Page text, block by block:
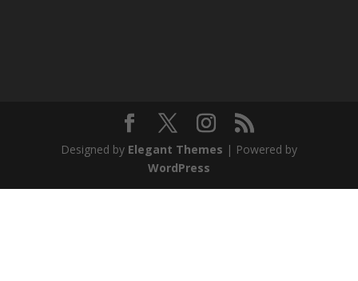
Designed by Elegant Themes | Powered by
WordPress